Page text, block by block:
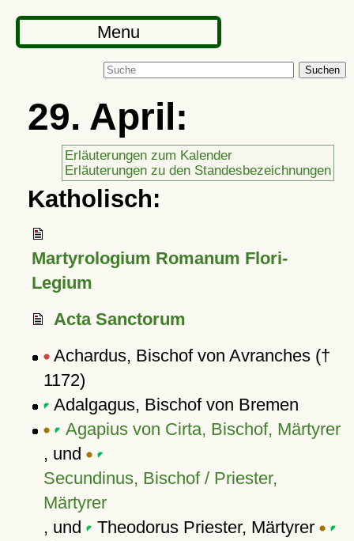
Menu
Suchen
29. April:
Erläuterungen zum Kalender
Erläuterungen zu den Standesbezeichnungen
Katholisch:
Martyrologium Romanum Flori-
Legium
Acta Sanctorum
Achardus, Bischof von Avranches (†
1172)
Adalgagus, Bischof von Bremen
Agapius von Cirta, Bischof, Märtyrer
, und
Secundinus, Bischof / Priester,
Märtyrer
, und
Theodorus Priester, Märtyrer